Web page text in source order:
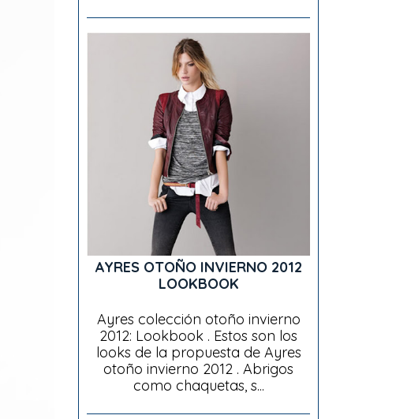
AYRES OTOÑO INVIERNO 2012
LOOKBOOK
Ayres colección otoño invierno
2012: Lookbook . Estos son los
looks de la propuesta de Ayres
otoño invierno 2012 . Abrigos
como chaquetas, s...